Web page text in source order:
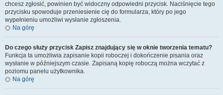
chcesz zgłosić, powinien być widoczny odpowiedni przycisk. Naciśnięcie tego
przycisku spowoduje przeniesienie cię do formularza, który po jego
wypełnieniu umożliwi wysłanie zgłoszenia.
Na górę
Do czego służy przycisk Zapisz znajdujący się w oknie tworzenia tematu?
Funkcja ta umożliwia zapisanie kopii roboczej i dokończenie pisania oraz
wysłanie w późniejszym czasie. Zapisaną kopię roboczą można wczytać z
poziomu panelu użytkownika.
Na górę